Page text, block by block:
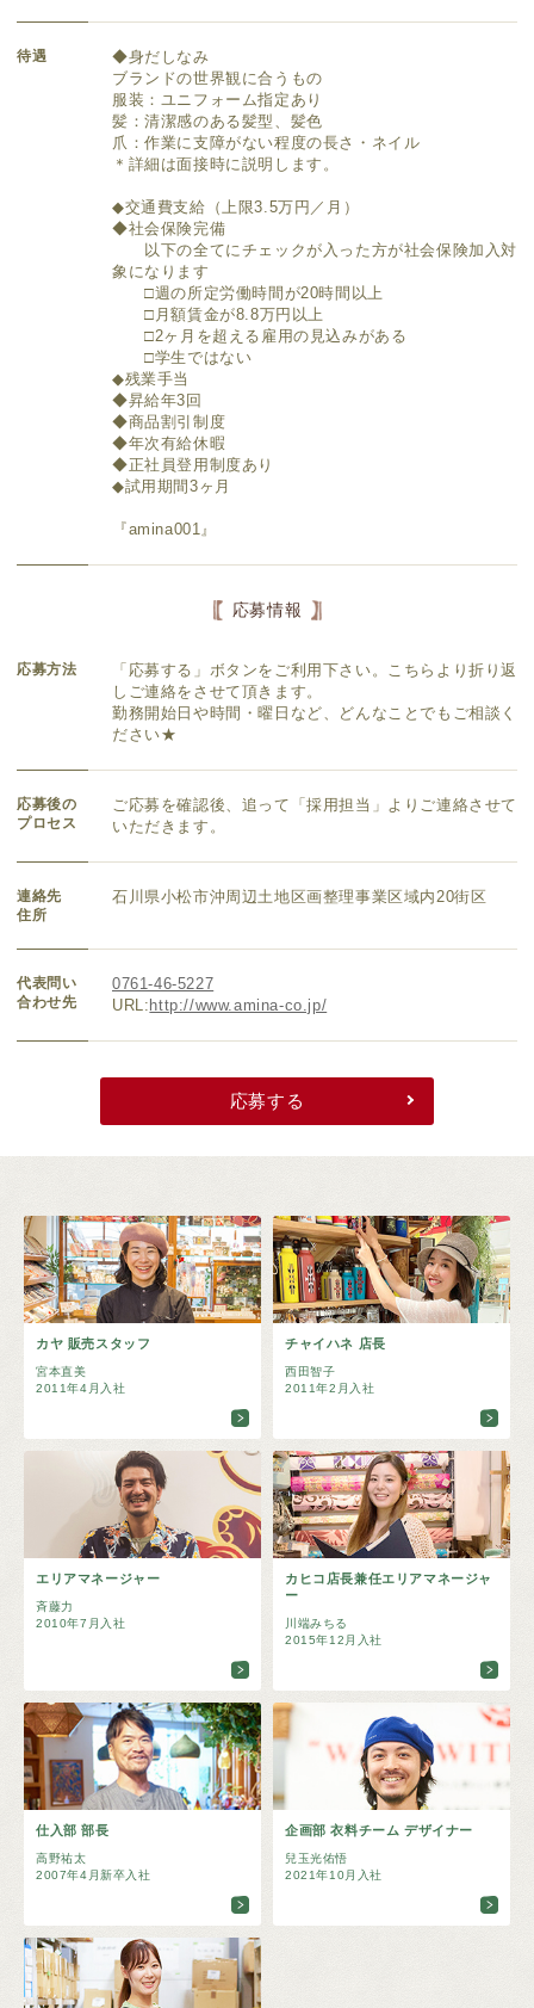
待遇
◆身だしなみ
ブランドの世界観に合うもの
服装：ユニフォーム指定あり
髪：清潔感のある髪型、髪色
爪：作業に支障がない程度の長さ・ネイル
＊詳細は面接時に説明します。
◆交通費支給（上限3.5万円／月）
◆社会保険完備
以下の全てにチェックが入った方が社会保険加入対
象になります
□週の所定労働時間が20時間以上
□月額賃金が8.8万円以上
□2ヶ月を超える雇用の見込みがある
□学生ではない
◆残業手当
◆昇給年3回
◆商品割引制度
◆年次有給休暇
◆正社員登用制度あり
◆試用期間3ヶ月
『amina001』
応募情報
応募方法
「応募する」ボタンをご利用下さい。こちらより折り返
しご連絡をさせて頂きます。
勤務開始日や時間・曜日など、どんなことでもご相談く
ださい★
応募後の
プロセス
ご応募を確認後、追って「採用担当」よりご連絡させて
いただきます。
連絡先
住所
石川県小松市沖周辺土地区画整理事業区域内20街区
代表問い
合わせ先
0761-46-5227
URL: http://www.amina-co.jp/
応募する
カヤ 販売スタッフ
宮本直美
2011年4月入社
チャイハネ 店長
西田智子
2011年2月入社
エリアマネージャー
斉藤力
2010年7月入社
カヒコ店長兼任エリアマネージャ
ー
川端みちる
2015年12月入社
仕入部 部長
高野祐太
2007年4月新卒入社
企画部 衣料チーム デザイナー
兒玉光佑悟
2021年10月入社